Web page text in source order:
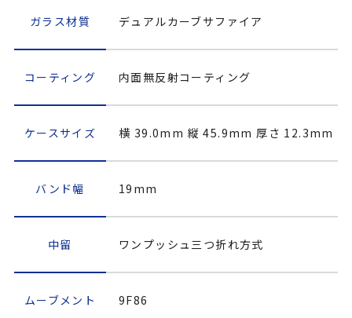
ガラス材質 デュアルカーブサファイア
コーティング 内面無反射コーティング
ケースサイズ 横 39.0mm 縦 45.9mm 厚さ 12.3mm
バンド幅 19mm
中留 ワンプッシュ三つ折れ方式
ムーブメント 9F86